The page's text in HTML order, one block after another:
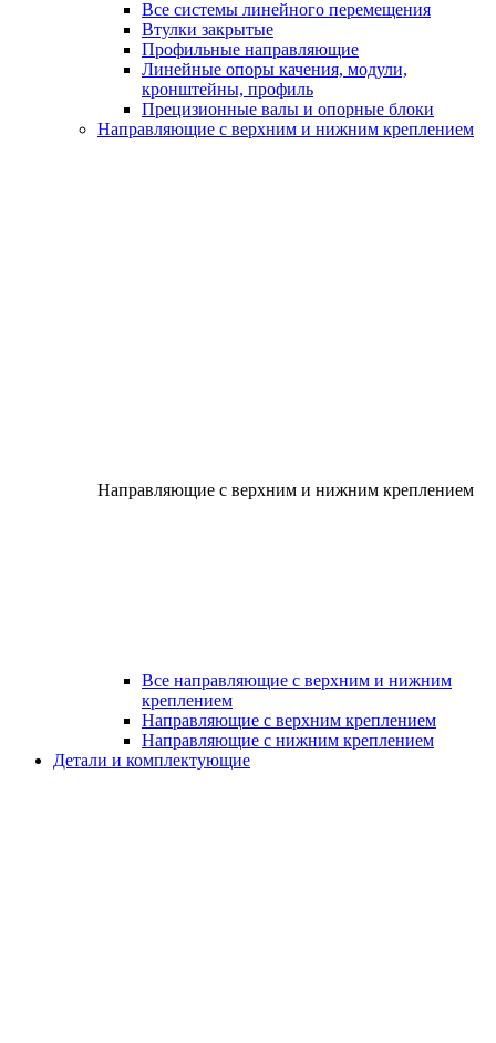
Все системы линейного перемещения
Втулки закрытые
Профильные направляющие
Линейные опоры качения, модули,
кронштейны, профиль
Прецизионные валы и опорные блоки
Направляющие с верхним и нижним креплением
Направляющие с верхним и нижним креплением
Все направляющие с верхним и нижним
креплением
Направляющие с верхним креплением
Направляющие с нижним креплением
Детали и комплектующие